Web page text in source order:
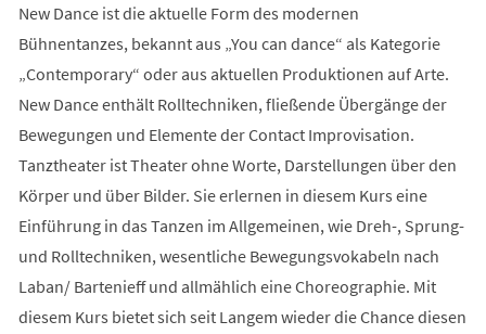
New Dance ist die aktuelle Form des modernen
Bühnentanzes, bekannt aus „You can dance“ als Kategorie
„Contemporary“ oder aus aktuellen Produktionen auf Arte.
New Dance enthält Rolltechniken, fließende Übergänge der
Bewegungen und Elemente der Contact Improvisation.
Tanztheater ist Theater ohne Worte, Darstellungen über den
Körper und über Bilder. Sie erlernen in diesem Kurs eine
Einführung in das Tanzen im Allgemeinen, wie Dreh-, Sprung-
und Rolltechniken, wesentliche Bewegungsvokabeln nach
Laban/ Bartenieff und allmählich eine Choreographie. Mit
diesem Kurs bietet sich seit Langem wieder die Chance diesen